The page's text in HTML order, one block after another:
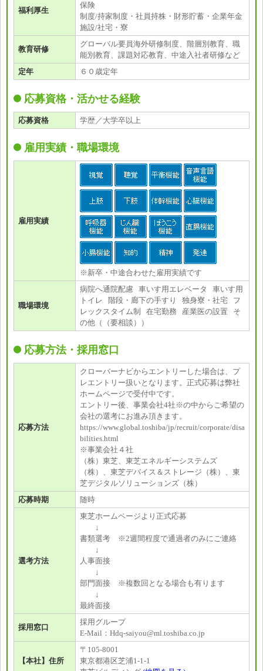
福利厚生
保険
制度/持家制度・社員持株・財形貯蓄・企業年金
施設/社宅・寮
教育研修
グローバル要員海外研修制度、階層別教育、職
能別教育、課題対応教育、中途入社者研修など
定年
６０歳定年
応募資格・活かせる経験
応募資格 学歴／大学卒以上
雇用実績・職場環境
雇用実績
※新卒・中途合わせた雇用実績です
職場環境
病院へ通院配慮 車いす用エレベータ 車いす用
トイレ 階段・廊下の手すり 独身寮・社宅 フ
レックスタイム制 在宅勤務 産業医の設置 そ
の他（（要相談））
応募方法・採用窓口
応募方法
クローバーナビからエントリーした場合は、プ
レエントリー扱いとなります。正式応募は弊社
ホームページで受付中です。
エントリー後、事業会社4社※の中からご希望の
会社の選考にお進み頂きます。
https://www.global.toshiba/jp/recruit/corporate/disa
bilities.html
※事業会社４社
（株）東芝、東芝エネルギーシステムズ
（株）、東芝デバイス＆ストレージ（株）、東
芝デジタルソリューションズ（株）
応募時期
随時
選考方法
東芝ホームページより正式応募
↓
書類選考 ※2週間程度で通過者のみにご連絡
↓
人事面接
↓
部門面接 ※複数回となる場合も有ります
↓
最終面接
採用窓口
採用グループ
E-Mail：Hdq-saiyou@ml.toshiba.co.jp
【本社】住所
〒105-8001
東京都港区芝浦1-1-1